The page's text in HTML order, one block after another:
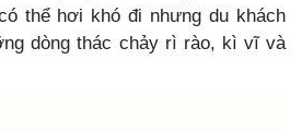
thể hơi khó đi nhưng du khách
dòng thác chảy rì rào, kì vĩ và